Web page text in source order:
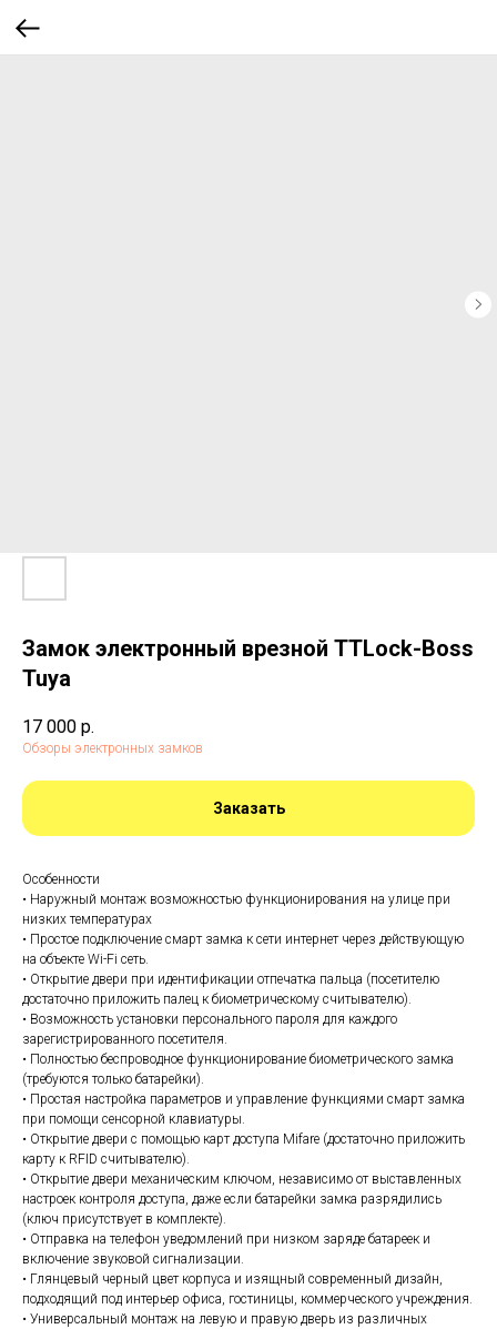
Замок электронный врезной TTLock-Boss
Tuya
17 000 р.
Обзоры электронных замков
Заказать
Особенности
• Наружный монтаж возможностью функционирования на улице при
низких температурах
• Простое подключение смарт замка к сети интернет через действующую
на объекте Wi-Fi сеть.
• Открытие двери при идентификации отпечатка пальца (посетителю
достаточно приложить палец к биометрическому считывателю).
• Возможность установки персонального пароля для каждого
зарегистрированного посетителя.
• Полностью беспроводное функционирование биометрического замка
(требуются только батарейки).
• Простая настройка параметров и управление функциями смарт замка
при помощи сенсорной клавиатуры.
• Открытие двери с помощью карт доступа Mifare (достаточно приложить
карту к RFID считывателю).
• Открытие двери механическим ключом, независимо от выставленных
настроек контроля доступа, даже если батарейки замка разрядились
(ключ присутствует в комплекте).
• Отправка на телефон уведомлений при низком заряде батареек и
включение звуковой сигнализации.
• Глянцевый черный цвет корпуса и изящный современный дизайн,
подходящий под интерьер офиса, гостиницы, коммерческого учреждения.
• Универсальный монтаж на левую и правую дверь из различных